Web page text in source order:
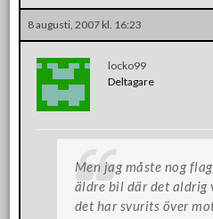
8 augusti, 2007 kl. 16:23
locko99
Deltagare
Men jag måste nog
äldre bil där det aldrig
det har svurits över